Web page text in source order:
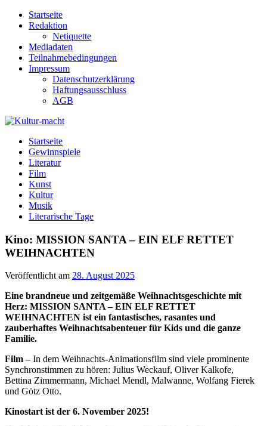
Zum
Inhalt
Startseite
Redaktion
Netiquette
Mediadaten
Teilnahmebedingungen
Impressum
Datenschutzerklärung
Haftungsausschluss
AGB
Kultur-macht
Magazin für Kunst, Literatur, Kultur, Film & Musik
Startseite
Gewinnspiele
Literatur
Film
Kunst
Kultur
Musik
Literarische Tage
Kino: MISSION SANTA – EIN ELF RETTET
WEIHNACHTEN
Veröffentlicht am 28. August 2025
Eine brandneue und zeitgemäße Weihnachtsgeschichte mit
Herz: MISSION SANTA – EIN ELF RETTET
WEIHNACHTEN ist ein fantastisches, rasantes und
zauberhaftes Weihnachtsabenteuer für Kids und die ganze
Familie.
Film –In dem Weihnachts-Animationsfilm sind viele prominente
Synchronstimmen zu hören: Julius Weckauf, Oliver Kalkofe,
Bettina Zimmermann, Michael Mendl, Malwanne, Wolfang Fierek
und Götz Otto.
Kinostart ist der 6. November 2025!